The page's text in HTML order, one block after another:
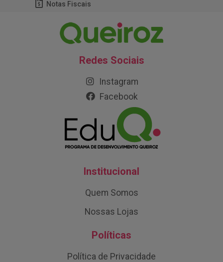
Notas Fiscais
Redes Sociais
Instagram
Facebook
Institucional
Quem Somos
Nossas Lojas
Políticas
Política de Privacidade